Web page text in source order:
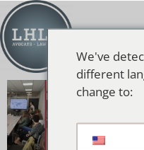
We've
different
change to: